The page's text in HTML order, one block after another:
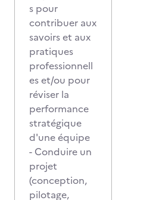
s pour
contribuer aux
savoirs et aux
pratiques
professionnell
es et/ou pour
réviser la
performance
stratégique
d'une équipe
- Conduire un
projet
(conception,
pilotage,